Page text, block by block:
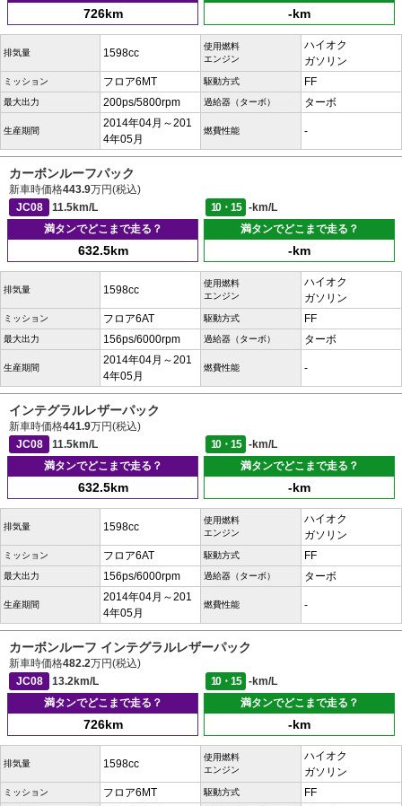
726km -km
排気量 1598cc
使用燃料
エンジン
ハイオク
ガソリン
ミッション フロア6MT 駆動方式 FF
最大出力 200ps/5800rpm 過給器（ターボ） ターボ
生産期間
2014年04月～201
4年05月
燃費性能 -
カーボンルーフパック
新車時価格443.9万円(税込)
JC08
11.5km/L 10・15
-km/L
満タンでどこまで走る？
632.5km
満タンでどこまで走る？
-km
排気量 1598cc
使用燃料
エンジン
ハイオク
ガソリン
ミッション フロア6AT 駆動方式 FF
最大出力 156ps/6000rpm 過給器（ターボ） ターボ
生産期間
2014年04月～201
4年05月
燃費性能 -
インテグラルレザーパック
新車時価格441.9万円(税込)
JC08
11.5km/L 10・15
-km/L
満タンでどこまで走る？
632.5km
満タンでどこまで走る？
-km
排気量 1598cc
使用燃料
エンジン
ハイオク
ガソリン
ミッション フロア6AT 駆動方式 FF
最大出力 156ps/6000rpm 過給器（ターボ） ターボ
生産期間
2014年04月～201
4年05月
燃費性能 -
カーボンルーフ インテグラルレザーパック
新車時価格482.2万円(税込)
JC08
13.2km/L 10・15
-km/L
満タンでどこまで走る？
726km
満タンでどこまで走る？
-km
排気量 1598cc
使用燃料
エンジン
ハイオク
ガソリン
ミッション フロア6MT 駆動方式 FF